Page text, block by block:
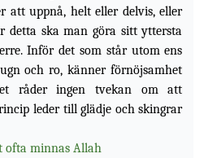
att uppnå, helt eller delvis, eller
detta ska man göra sitt yttersta
Inför det som står utom ens
och ro, känner förnöjsamhet
råder ingen tvekan om att
leder till glädje och skingrar
ofta minnas Allah